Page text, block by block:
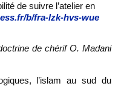
de suivre l’atelier en
b/fra-lzk-hvs-wue
l’islam au sud du